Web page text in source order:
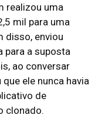
realizou uma
mil para uma
disso, enviou
para a suposta
ao conversar
ele nunca havia
de
clonado.